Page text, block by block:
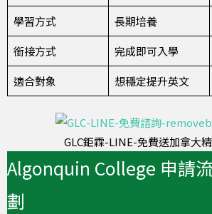
學習方式
長期培養
銜接方式
完成即可入學
適合對象
想穩定提升英文
GLC鉅霖-LINE-免費送加拿大
Algonquin College 申請
劃